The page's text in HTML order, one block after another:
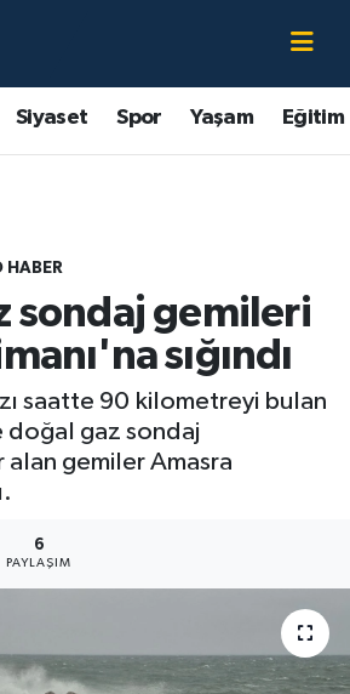
Siyaset Spor Yaşam Eğitim
HABER
sondaj gemileri
sığındı
saatte 90 kilometreyi bulan
doğal gaz sondaj
alan gemiler Amasra
6
PAYLAŞIM
Eczaneler
Haritası
Durumu ve Fikstür